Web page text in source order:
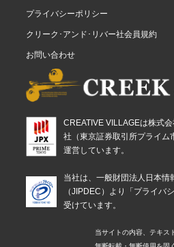
プライバシーポリシー
クリーク･アンド･リバー社会員規約
お問い合わせ
CREATIVE VILLAGEは株式
社（東京証券取引所プライ
運営しています。
当社は、一般財団法人日本情
（JIPDEC）より「プライバ
受けています。
当サイトの内容、テキス